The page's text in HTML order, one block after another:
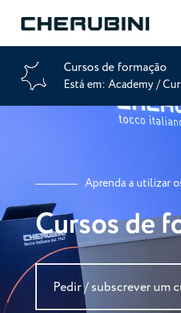
Cursos de formação
Está em: Academy/
Aprenda a utilizar
Cursos de
Pedir / subscrever um